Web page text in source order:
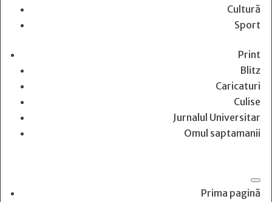
Cultură
Sport
Print
Blitz
Caricaturi
Culise
Jurnalul Universitar
Omul saptamanii
Prima pagină